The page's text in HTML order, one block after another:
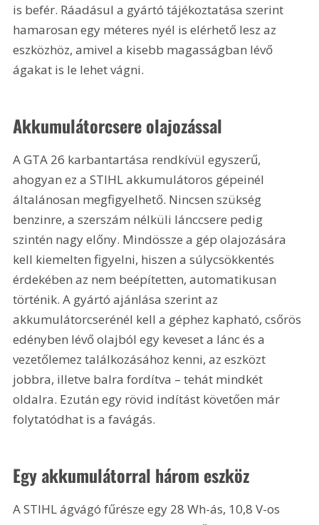
is befér. Ráadásul a gyártó tájékoztatása szerint
hamarosan egy méteres nyél is elérhető lesz az
eszközhöz, amivel a kisebb magasságban lévő
ágakat is le lehet vágni.
Akkumulátorcsere olajozással
A GTA 26 karbantartása rendkívül egyszerű,
ahogyan ez a STIHL akkumulátoros gépeinél
általánosan megfigyelhető. Nincsen szükség
benzinre, a szerszám nélküli lánccsere pedig
szintén nagy előny. Mindössze a gép olajozására
kell kiemelten figyelni, hiszen a súlycsökkentés
érdekében az nem beépítetten, automatikusan
történik. A gyártó ajánlása szerint az
akkumulátorcserénél kell a géphez kapható, csőrös
edényben lévő olajból egy keveset a lánc és a
vezetőlemez találkozásához kenni, az eszközt
jobbra, illetve balra fordítva – tehát mindkét
oldalra. Ezután egy rövid indítást követően már
folytatódhat is a favágás.
Egy akkumulátorral három eszköz
A STIHL ágvágó fűrésze egy 28 Wh-ás, 10,8 V-os